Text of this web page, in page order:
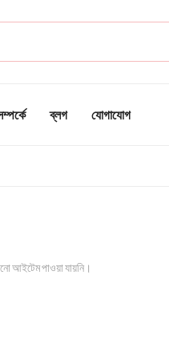
ব্লগ যোগাযোগ
আইটেম পাওয়া যায়নি।